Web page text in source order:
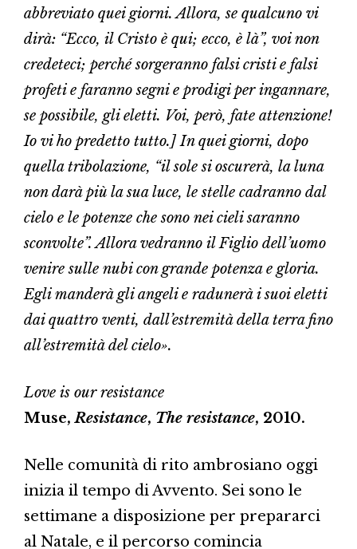
abbreviato quei giorni. Allora, se qualcuno vi
dirà: “Ecco, il Cristo è qui; ecco, è là”, voi non
credeteci; perché sorgeranno falsi cristi e falsi
profeti e faranno segni e prodigi per ingannare,
se possibile, gli eletti. Voi, però, fate attenzione!
Io vi ho predetto tutto.] In quei giorni, dopo
quella tribolazione, “il sole si oscurerà, la luna
non darà più la sua luce, le stelle cadranno dal
cielo e le potenze che sono nei cieli saranno
sconvolte”. Allora vedranno il Figlio dell’uomo
venire sulle nubi con grande potenza e gloria.
Egli manderà gli angeli e radunerà i suoi eletti
dai quattro venti, dall’estremità della terra fino
all’estremità del cielo».
Love is our resistance
Muse,Resistance, The resistance, 2010.
Nelle comunità di rito ambrosiano oggi
inizia il tempo di Avvento. Sei sono le
settimane a disposizione per prepararci
al Natale, e il percorso comincia